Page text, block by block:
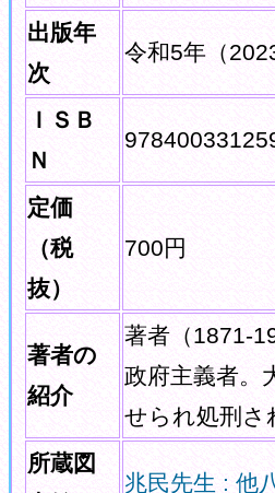
出版年
次
令和5年（
ＩＳＢ
Ｎ
定価
（税
抜）
700円
著者の
紹介
著者（1871-
政府主義者。
せられ処刑さ
所蔵図
兆民先生 : 他